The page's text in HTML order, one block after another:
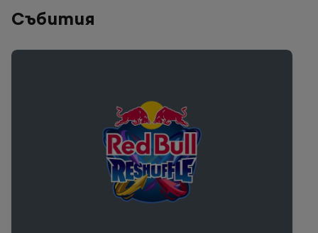
Събития